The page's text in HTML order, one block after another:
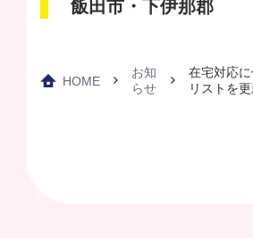
飯田市・下伊那郡
HOME
お知
らせ
在宅対応
リストを更